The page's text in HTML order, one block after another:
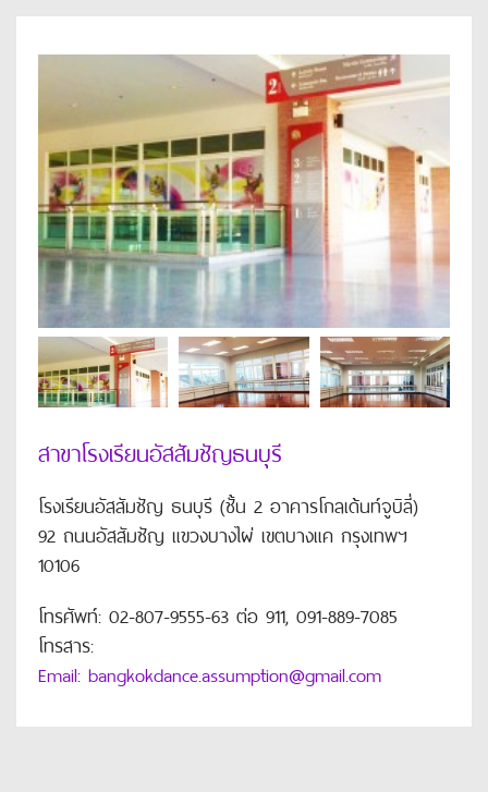
สาขาโรงเรียนอัสสัมชัญธนบุรี
โรงเรียนอัสสัมชัญ ธนบุรี (ชั้น 2 อาคารโกลเด้นท์จูบิลี่)
92 ถนนอัสสัมชัญ แขวงบางไผ่ เขตบางแค กรุงเทพฯ
10106
โทรศัพท์: 02-807-9555-63 ต่อ 911, 091-889-7085
โทรสาร:
Email: bangkokdance.assumption@gmail.com